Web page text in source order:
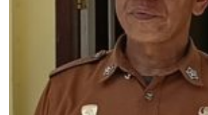
DPRD
Pastikan
Pembangunan